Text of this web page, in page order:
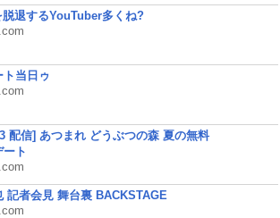
脱退するYouTuber多くね?
ト当日ゥ
配信] あつまれ どうぶつの森 夏の無料
ート
記者会見 舞台裏 BACKSTAGE